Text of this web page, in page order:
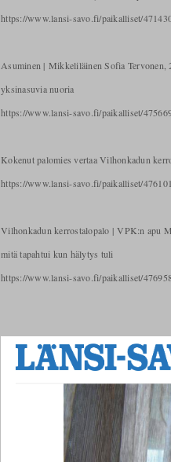
https://www.lansi-savo.fi/paikalliset/
Asuminen | Mikkeliläinen Sofia Tervonen,
yksinasuvia nuoria
https://www.lansi-savo.fi/paikalliset/
Kokenut palomies vertaa Vilhonkadun
https://www.lansi-savo.fi/paikalliset/
Vilhonkadun kerrostalopalo | VPK:n apu
mitä tapahtui kun hälytys tuli
https://www.lansi-savo.fi/paikalliset/